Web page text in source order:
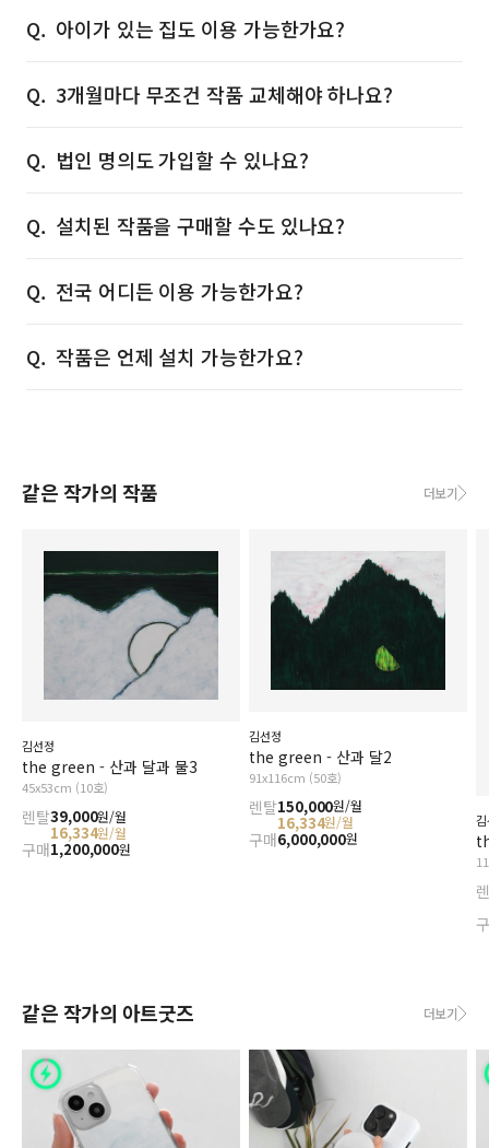
아이가 있는 집도 이용 가능한가요?
3개월마다 무조건 작품 교체해야 하나요?
법인 명의도 가입할 수 있나요?
설치된 작품을 구매할 수도 있나요?
전국 어디든 이용 가능한가요?
작품은 언제 설치 가능한가요?
같은 작가의 작품 더보기
김선정
the green - 산과 달과 물3
45x53cm (10호)
렌탈39,000원/월
16,334원/월
구매1,200,000원
김선정
the green - 산과 달2
91x116cm (50호)
렌탈150,000원/월
16,334원/월
구매6,000,000원
같은 작가의 아트굿즈 더보기